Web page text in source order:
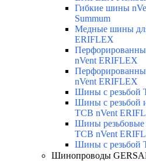
Гибкие шины
Summum
Медные шины
ERIFLEX
nVent ERIFLEX
nVent ERIFLEX
Шины с резьбой
Шины с резьбой
TCB nVent
Шины
TCB nVent
Шины с резьбой
Шинопроводы